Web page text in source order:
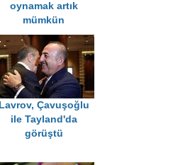
oynamak artık
mümkün
Lavrov, Çavuşoğlu
ile Tayland'da
görüştü